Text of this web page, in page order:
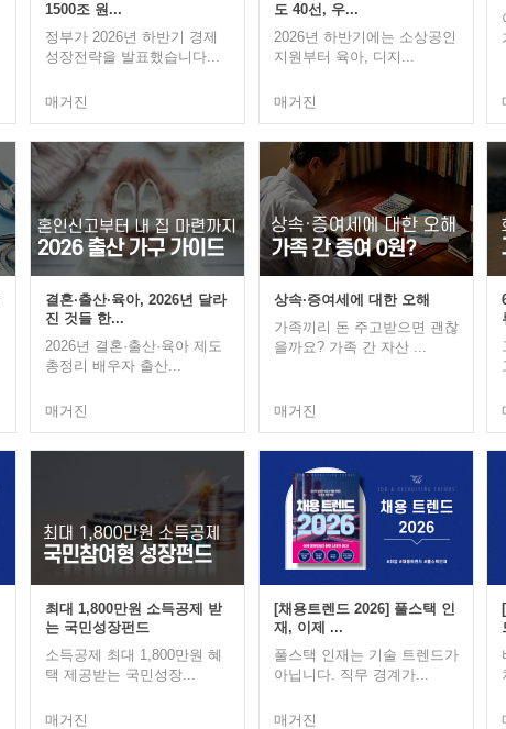
1500조 원...
정부가 2026년 하반기 경제
성장전략을 발표했습니다...
매거진
도 40선, 우...
2026년 하반기에는 소상공인
지원부터 육아, 디지...
매거진
결혼·출산·육아, 2026년 달라
진 것들 한...
2026년 결혼·출산·육아 제도
총정리 배우자 출산...
매거진
상속·증여세에 대한 오해
가족끼리 돈 주고받으면 괜찮
을까요? 가족 간 자산 ...
매거진
최대 1,800만원 소득공제 받
는 국민성장펀드
소득공제 최대 1,800만원 혜
택 제공받는 국민성장...
매거진
[채용트렌드 2026] 풀스택 인
재, 이제 ...
풀스택 인재는 기술 트렌드가
아닙니다. 직무 경계가...
매거진